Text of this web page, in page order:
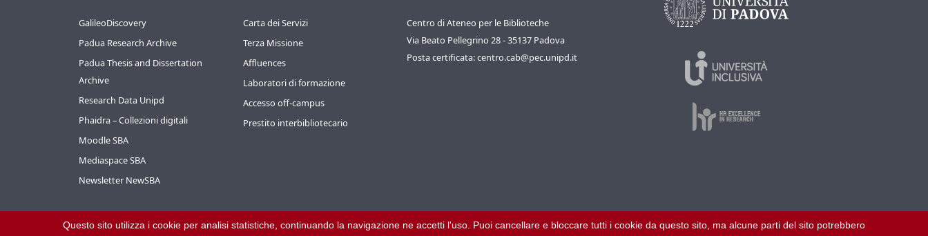
GalileoDiscovery
Padua Research Archive
Padua Thesis and Dissertation
Archive
Research Data Unipd
Phaidra – Collezioni digitali
Moodle SBA
Mediaspace SBA
Newsletter NewSBA
Carta dei Servizi
Terza Missione
Affluences
Laboratori di formazione
Accesso off-campus
Prestito interbibliotecario
Centro di Ateneo per le Biblioteche
Via Beato Pellegrino 28 - 35137 Padova
Posta certificata: centro.cab@pec.unipd.it
Questo sito utilizza i cookie per analisi statistiche, continuando la navigazione ne accetti l'uso. Puoi cancellare e bloccare tutti i cookie da questo sito, ma alcune parti del sito potrebbero